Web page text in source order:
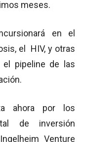
meses.
en el
el HIV, y otras
el pipeline de las
ahora por los
de inversión
Venture